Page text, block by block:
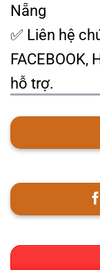
Nẵng
✅ Liên hệ
FACEBOOK,
hỗ trợ.